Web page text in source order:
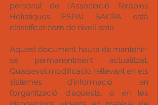
personal de l'Associació Teràpies
Holístiques ESPAI SACRA està
classificat com de nivell sota
Aquest document haurà de mantenir-
se permanentment actualitzat.
Qualsevol modificació rellevant en els
sistemes d'informació, en
l'organització d'aquests, o en les